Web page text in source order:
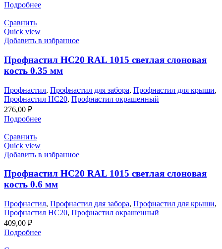
Подробнее
Сравнить
Quick view
Добавить в избранное
Профнастил НС20 RAL 1015 светлая слоновая
кость 0.35 мм
Профнастил, Профнастил для забора, Профнастил для крыши,
Профнастил НС20, Профнастил окрашенный
276,00 ₽
Подробнее
Сравнить
Quick view
Добавить в избранное
Профнастил НС20 RAL 1015 светлая слоновая
кость 0.6 мм
Профнастил, Профнастил для забора, Профнастил для крыши,
Профнастил НС20, Профнастил окрашенный
409,00 ₽
Подробнее